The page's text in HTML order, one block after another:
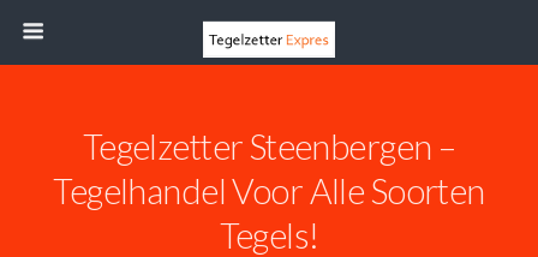
Tegelzetter Steenbergen –
Tegelhandel Voor Alle Soorten
Tegels!